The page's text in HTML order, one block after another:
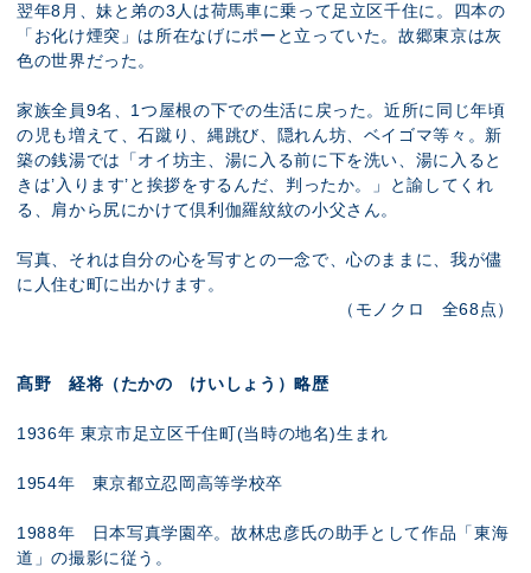
翌年8月、妹と弟の3人は荷馬車に乗って足立区千住に。四本の
「お化け煙突」は所在なげにポーと立っていた。故郷東京は灰
色の世界だった。
家族全員9名、1つ屋根の下での生活に戻った。近所に同じ年頃
の児も増えて、石蹴り、縄跳び、隠れん坊、ベイゴマ等々。新
築の銭湯では「オイ坊主、湯に入る前に下を洗い、湯に入ると
きは’入ります’と挨拶をするんだ、判ったか。」と諭してくれ
る、肩から尻にかけて倶利伽羅紋紋の小父さん。
写真、それは自分の心を写すとの一念で、心のままに、我が儘
に人住む町に出かけます。
（モノクロ 全68点）
髙野 経将（たかの けいしょう）略歴
1936年 東京市足立区千住町(当時の地名)生まれ
1954年 東京都立忍岡高等学校卒
1988年 日本写真学園卒。故林忠彦氏の助手として作品「東海
道」の撮影に従う。